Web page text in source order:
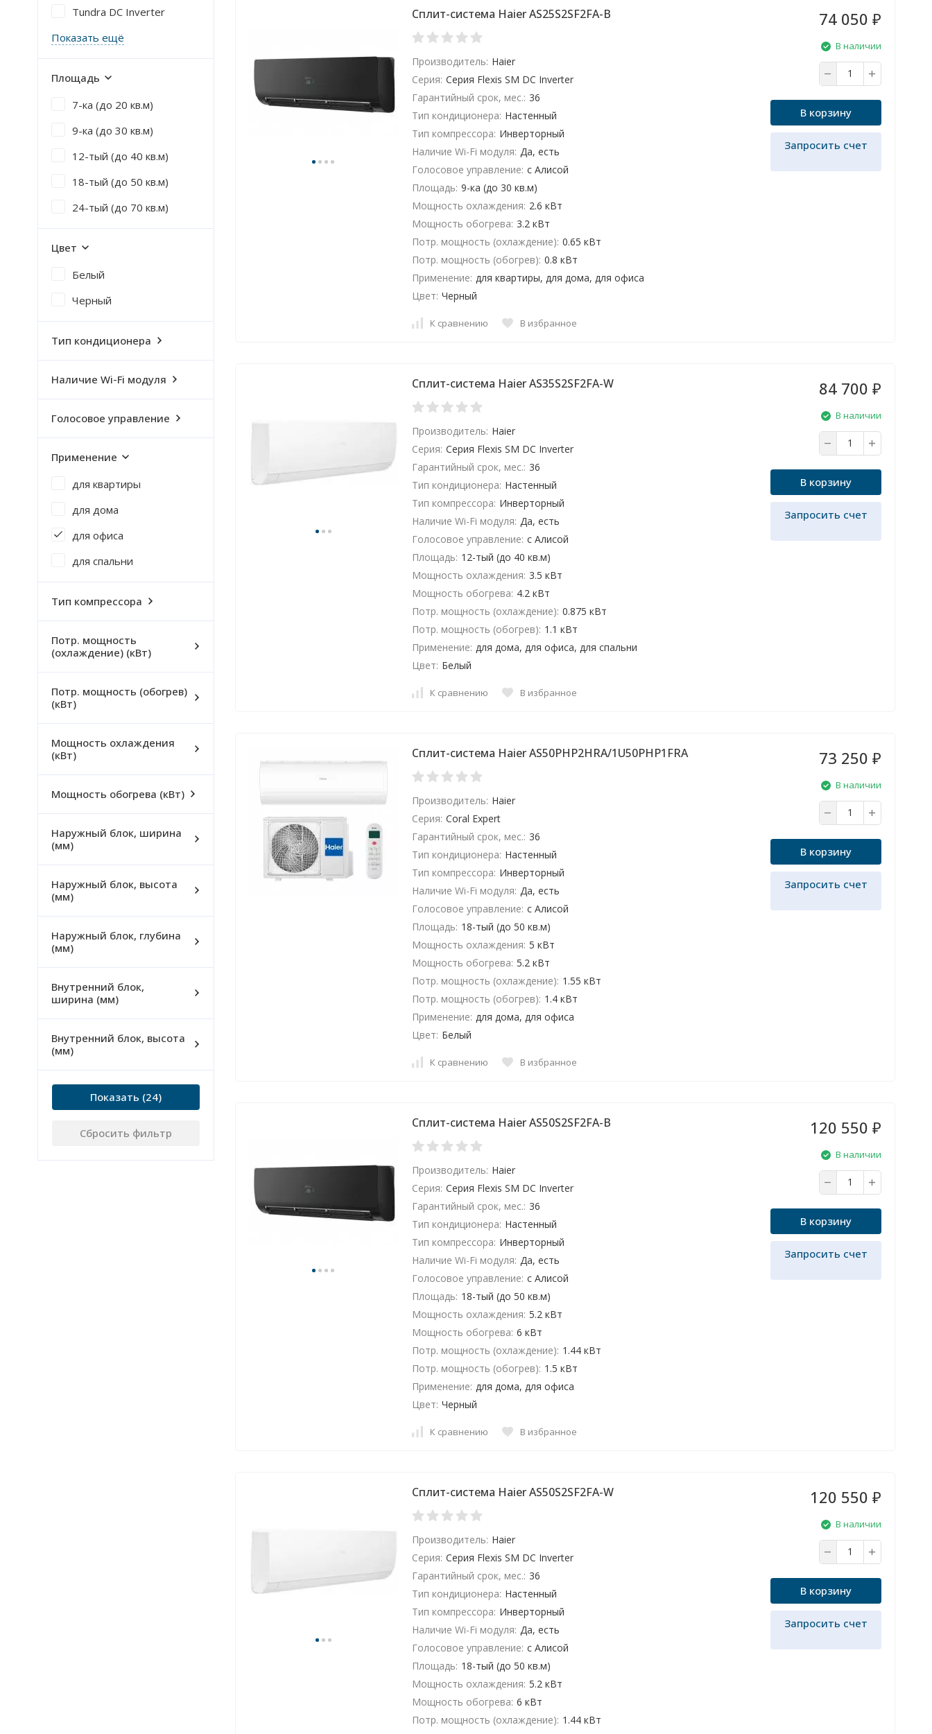
Сплит-система Haier AS25S2SF2FA-B
Производитель: Haier
Серия: Серия Flexis SM DC Inverter
Гарантийный срок, мес.: 36
Тип кондиционера: Настенный
Тип компрессора: Инверторный
Наличие Wi-Fi модуля: Да, есть
Голосовое управление: с Алисой
Площадь: 9-ка (до 30 кв.м)
Мощность охлаждения: 2.6 кВт
Мощность обогрева: 3.2 кВт
Потр. мощность (охлаждение): 0.65 кВт
Потр. мощность (обогрев): 0.8 кВт
Применение: для квартиры, для дома, для офиса
Цвет: Черный
К сравнению В избранное
74 050 ₽
В наличии
В корзину
Запросить счет
Сплит-система Haier AS35S2SF2FA-W
Производитель: Haier
Серия: Серия Flexis SM DC Inverter
Гарантийный срок, мес.: 36
Тип кондиционера: Настенный
Тип компрессора: Инверторный
Наличие Wi-Fi модуля: Да, есть
Голосовое управление: с Алисой
Площадь: 12-тый (до 40 кв.м)
Мощность охлаждения: 3.5 кВт
Мощность обогрева: 4.2 кВт
Потр. мощность (охлаждение): 0.875 кВт
Потр. мощность (обогрев): 1.1 кВт
Применение: для дома, для офиса, для спальни
Цвет: Белый
К сравнению В избранное
84 700 ₽
В наличии
В корзину
Запросить счет
Сплит-система Haier AS50PHP2HRA/1U50PHP1FRA
Производитель: Haier
Серия: Coral Expert
Гарантийный срок, мес.: 36
Тип кондиционера: Настенный
Тип компрессора: Инверторный
Наличие Wi-Fi модуля: Да, есть
Голосовое управление: с Алисой
Площадь: 18-тый (до 50 кв.м)
Мощность охлаждения: 5 кВт
Мощность обогрева: 5.2 кВт
Потр. мощность (охлаждение): 1.55 кВт
Потр. мощность (обогрев): 1.4 кВт
Применение: для дома, для офиса
Цвет: Белый
К сравнению В избранное
73 250 ₽
В наличии
В корзину
Запросить счет
Сплит-система Haier AS50S2SF2FA-B
Производитель: Haier
Серия: Серия Flexis SM DC Inverter
Гарантийный срок, мес.: 36
Тип кондиционера: Настенный
Тип компрессора: Инверторный
Наличие Wi-Fi модуля: Да, есть
Голосовое управление: с Алисой
Площадь: 18-тый (до 50 кв.м)
Мощность охлаждения: 5.2 кВт
Мощность обогрева: 6 кВт
Потр. мощность (охлаждение): 1.44 кВт
Потр. мощность (обогрев): 1.5 кВт
Применение: для дома, для офиса
Цвет: Черный
К сравнению В избранное
120 550 ₽
В наличии
В корзину
Запросить счет
Сплит-система Haier AS50S2SF2FA-W
Производитель: Haier
Серия: Серия Flexis SM DC Inverter
Гарантийный срок, мес.: 36
Тип кондиционера: Настенный
Тип компрессора: Инверторный
Наличие Wi-Fi модуля: Да, есть
Голосовое управление: с Алисой
Площадь: 18-тый (до 50 кв.м)
Мощность охлаждения: 5.2 кВт
Мощность обогрева: 6 кВт
Потр. мощность (охлаждение): 1.44 кВт
120 550 ₽
В наличии
В корзину
Запросить счет
Tundra DC Inverter
Показать ещё
Площадь
7-ка (до 20 кв.м)
9-ка (до 30 кв.м)
12-тый (до 40 кв.м)
18-тый (до 50 кв.м)
24-тый (до 70 кв.м)
Цвет
Белый
Черный
Тип кондиционера
Наличие Wi-Fi модуля
Голосовое управление
Применение
для квартиры
для дома
для офиса
для спальни
Тип компрессора
Потр. мощность
(охлаждение) (кВт)
Потр. мощность (обогрев)
(кВт)
Мощность охлаждения
(кВт)
Мощность обогрева (кВт)
Наружный блок, ширина
(мм)
Наружный блок, высота
(мм)
Наружный блок, глубина
(мм)
Внутренний блок,
ширина (мм)
Внутренний блок, высота
(мм)
Показать
Сбросить фильтр